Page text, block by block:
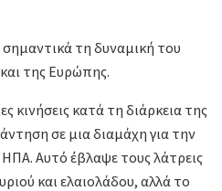
σημαντικά τη δυναμική του
της Ευρώπης.
κινήσεις κατά τη διάρκεια της
σε μια διαμάχη για την
Αυτό έβλαψε τους λάτρεις
και ελαιολάδου, αλλά το